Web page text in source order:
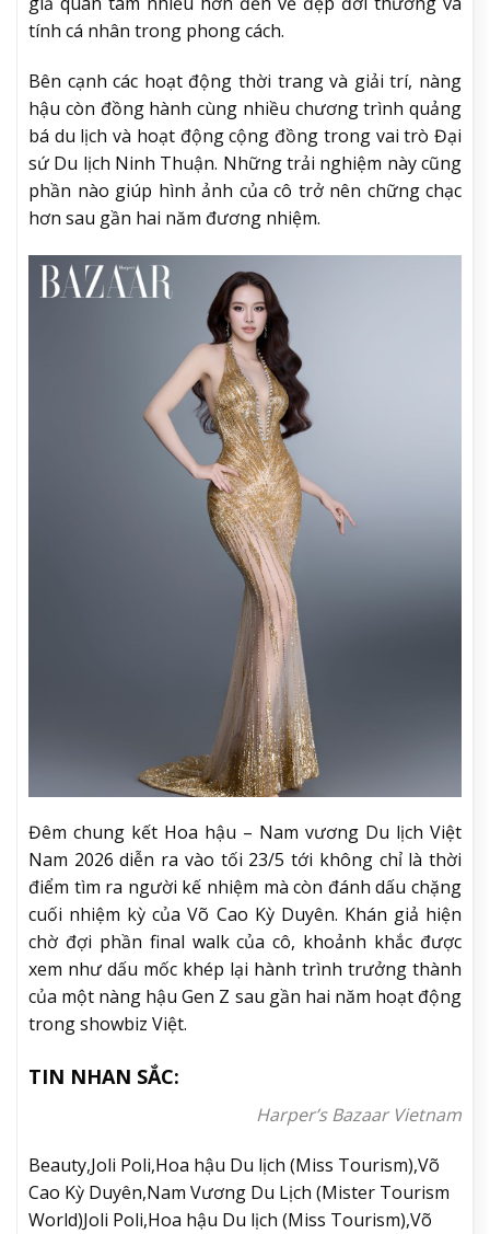
tính cá nhân trong phong cách.
Bên cạnh các hoạt động thời trang và giải trí, nàng
hậu còn đồng hành cùng nhiều chương trình quảng
bá du lịch và hoạt động cộng đồng trong vai trò Đại
sứ Du lịch Ninh Thuận. Những trải nghiệm này cũng
phần nào giúp hình ảnh của cô trở nên chững chạc
hơn sau gần hai năm đương nhiệm.
Đêm chung kết Hoa hậu – Nam vương Du lịch Việt
Nam 2026 diễn ra vào tối 23/5 tới không chỉ là thời
điểm tìm ra người kế nhiệm mà còn đánh dấu chặng
cuối nhiệm kỳ của Võ Cao Kỳ Duyên. Khán giả hiện
chờ đợi phần final walk của cô, khoảnh khắc được
xem như dấu mốc khép lại hành trình trưởng thành
của một nàng hậu Gen Z sau gần hai năm hoạt động
trong showbiz Việt.
TIN NHAN SẮC:
Harper’s Bazaar Vietnam
Beauty,Joli Poli,Hoa hậu Du lịch (Miss Tourism),Võ
Cao Kỳ Duyên,Nam Vương Du Lịch (Mister Tourism
World)Joli Poli,Hoa hậu Du lịch (Miss Tourism),Võ